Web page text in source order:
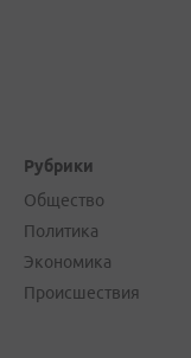
Рубрики
Общество
Политика
Экономика
Происшествия